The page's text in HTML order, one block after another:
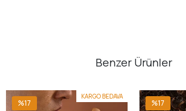
Benzer Ürünler
KARGO BEDAVA
%17 %17